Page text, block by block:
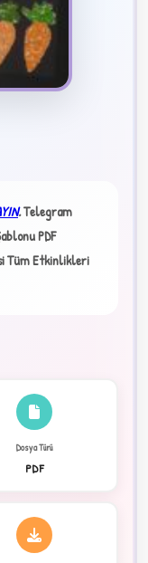
.Telegram
PDF
Tüm Etkinlikleri
Dosya Türü
PDF